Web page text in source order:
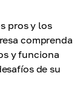
pros y los
comprenda
y funciona
de su